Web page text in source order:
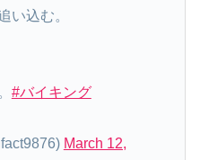
い込む。
#バイキング
March 12,